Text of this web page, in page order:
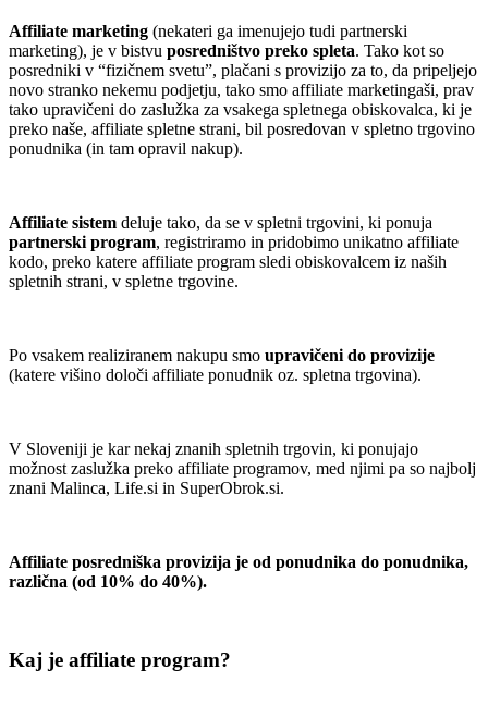
Affiliate marketing (nekateri ga imenujejo tudi partnerski
marketing), je v bistvu posredništvo preko spleta. Tako kot so
posredniki v “fizičnem svetu”, plačani s provizijo za to, da pripeljejo
novo stranko nekemu podjetju, tako smo affiliate marketingaši, prav
tako upravičeni do zaslužka za vsakega spletnega obiskovalca, ki je
preko naše, affiliate spletne strani, bil posredovan v spletno trgovino
ponudnika (in tam opravil nakup).
Affiliate sistem deluje tako, da se v spletni trgovini, ki ponuja
partnerski program, registriramo in pridobimo unikatno affiliate
kodo, preko katere affiliate program sledi obiskovalcem iz naših
spletnih strani, v spletne trgovine.
Po vsakem realiziranem nakupu smo upravičeni do provizije
(katere višino določi affiliate ponudnik oz. spletna trgovina).
V Sloveniji je kar nekaj znanih spletnih trgovin, ki ponujajo
možnost zaslužka preko affiliate programov, med njimi pa so najbolj
znani Malinca, Life.si in SuperObrok.si.
Affiliate posredniška provizija je od ponudnika do ponudnika,
različna (od 10% do 40%).
Kaj je affiliate program?